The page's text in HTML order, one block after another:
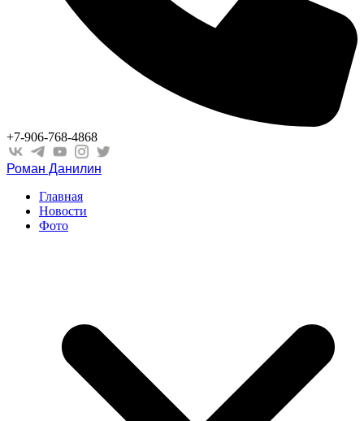
+7-906-768-4868
Роман Данилин
Главная
Новости
Фото